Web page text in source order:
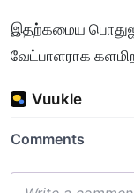
இதற்கமைய
வேட்பாளராக